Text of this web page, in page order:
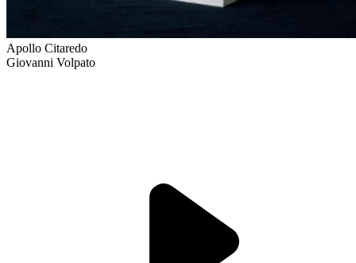
Apollo Citaredo
Giovanni Volpato